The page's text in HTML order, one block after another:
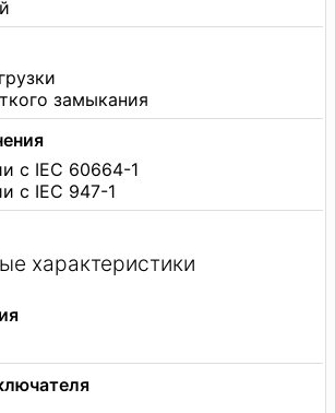
замыкания
с IEC 60664-1
с IEC 947-1
характеристики